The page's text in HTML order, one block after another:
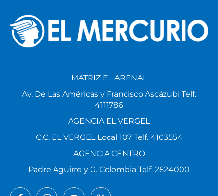
MATRIZ EL ARENAL
Av. De Las Américas y Francisco Ascázubi Telf.
4111786
AGENCIA EL VERGEL
C.C. EL VERGEL Local 107 Telf. 4103554
AGENCIA CENTRO
Padre Aguirre y G. Colombia Telf. 2824000